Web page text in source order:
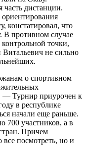
часть дистанции.
констатировал, что
В противном случае
точки,
не сильно
о спортивном
— Турнир приурочен к
в респуб­лике
начали еще раньше.
700 участников, а в
Причем
посмотреть, но и